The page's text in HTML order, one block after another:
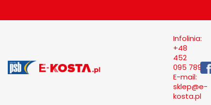
Infolinia:
+48
452
095 789
E-mail:
sklep@e-
kosta.pl